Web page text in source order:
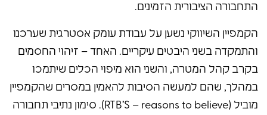
התחבורה הציבורית הזמינים.
הקמפיין השיווקי נשען על עבודת עומק אסטרגית שערכנו
והתמקדה בשני היבטים עיקריים. האחד – זיהוי החסמים
בקרב קהל המטרה, והשני הוא מיפוי הכלים שיתמכו
במהלך, שהם למעשה הסיבות להאמין במסרים שהקמפיין
מוביל (RTB’S – reasons to believe). סימון נתיבי תחבורה